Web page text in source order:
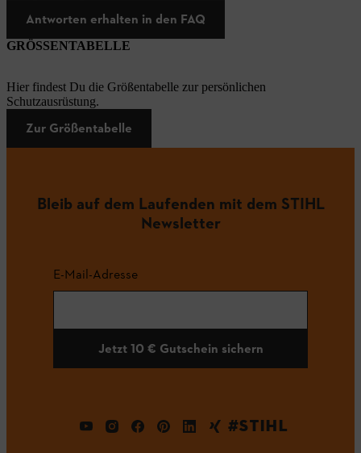
Antworten erhalten in den FAQ
GRÖSSENTABELLE
Hier findest Du die Größentabelle zur persönlichen
Schutzausrüstung.
Zur Größentabelle
Bleib auf dem Laufenden mit dem STIHL
Newsletter
E-Mail-Adresse
Jetzt 10 € Gutschein sichern
#STIHL